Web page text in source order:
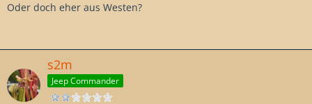
Oder doch eher aus Westen?
s2m
Jeep Commander